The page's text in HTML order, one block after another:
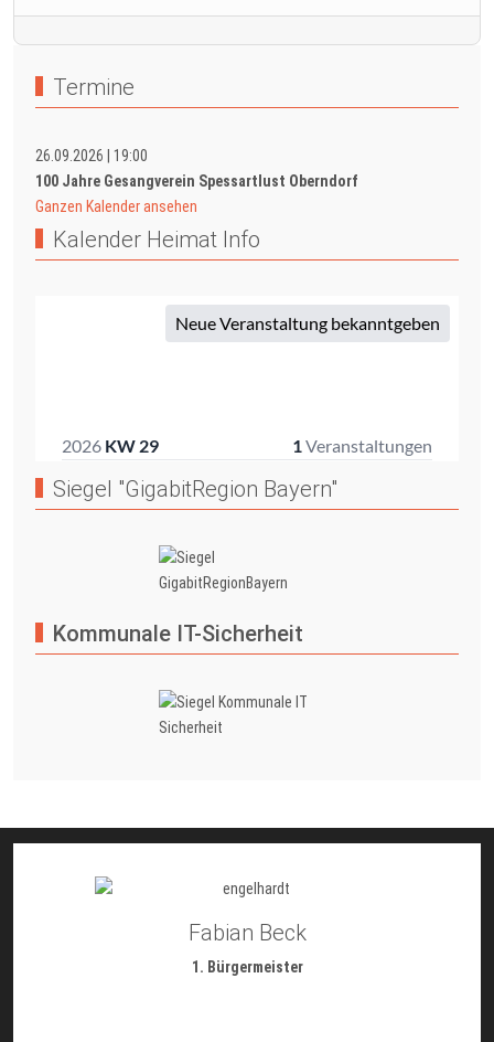
Termine
26.09.2026
19:00
100 Jahre Gesangverein Spessartlust Oberndorf
Ganzen Kalender ansehen
Kalender Heimat Info
Siegel "GigabitRegion Bayern"
Kommunale IT-Sicherheit
Fabian Beck
1. Bürgermeister